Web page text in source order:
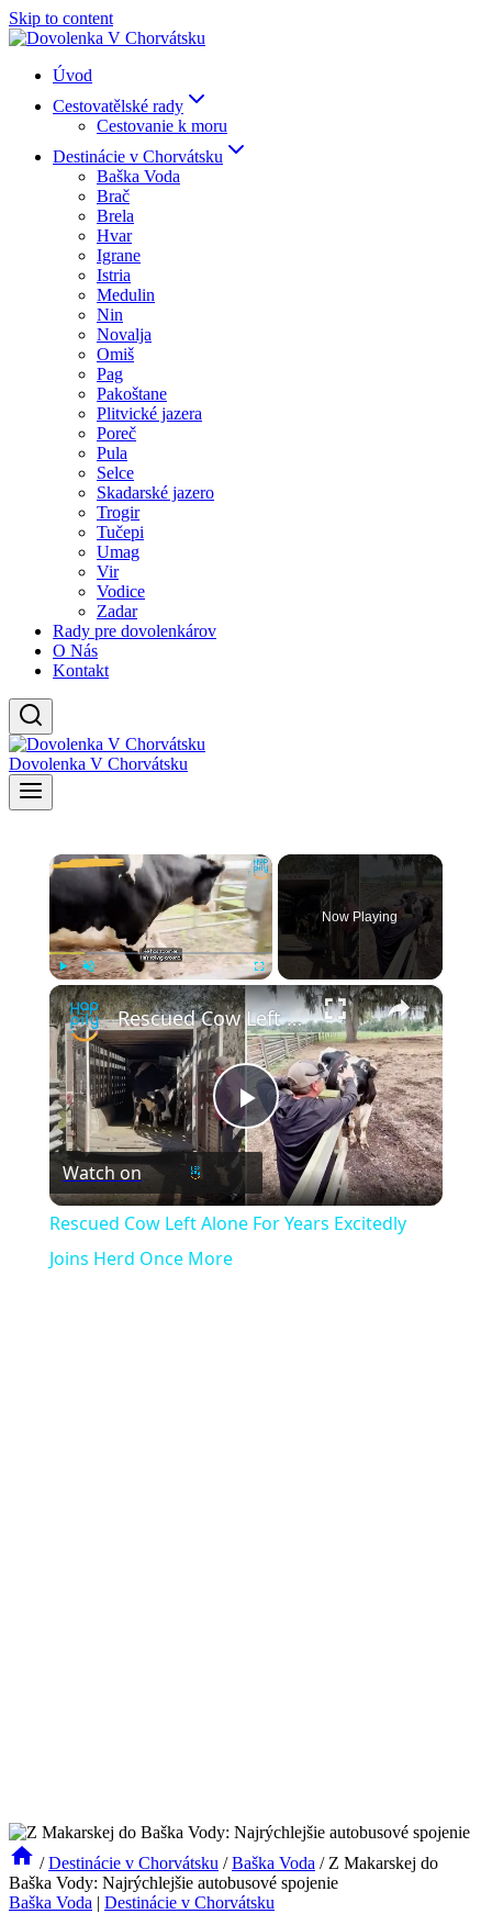
Skip to content
Úvod
Cestovatělské rady
Cestovanie k moru
Destinácie v Chorvátsku
Baška Voda
Brač
Brela
Hvar
Igrane
Istria
Medulin
Nin
Novalja
Omiš
Pag
Pakoštane
Plitvické jazera
Poreč
Pula
Selce
Skadarské jazero
Trogir
Tučepi
Umag
Vir
Vodice
Zadar
Rady pre dovolenkárov
O Nás
Kontakt
Dovolenka V Chorvátsku
×
Play Unmute Fullscreen
Now Playing
×
Play
Video
Rescued Cow Left Alone For Years Excitedly Joins Herd Once More
Watch on
Rescued Cow Left Alone For Years Excitedly
Joins Herd Once More
/ Destinácie v Chorvátsku / Baška Voda / Z Makarskej do
Baška Vody: Najrýchlejšie autobusové spojenie
Baška Voda | Destinácie v Chorvátsku